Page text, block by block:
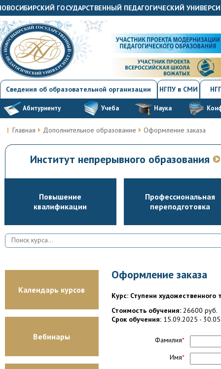
ГОСУДАРСТВЕННЫЙ ПЕДАГОГИЧЕСКИЙ
Сведения об образовательной организации НГПУ в СМИ
Абитуриенту Учеба Наука
Главная Дополнительное образование Оформление заказа
Институт непрерывного образования
Повышение
квалификации
Профессиональная
переподготовка
Календарь курсов
Вебинары
Оформление заказа
Курс: Ступени художественного
Стоимость обучения: 26600 руб.
Срок обучения: 15.09.2025 -
Фамилия*
Имя*